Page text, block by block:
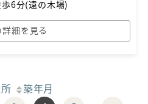
6分(遠の木場)
細を見る
築年月